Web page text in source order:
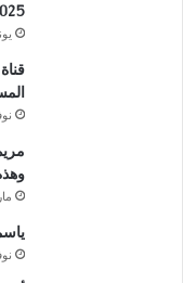
2025-2026.. الأسعار
يونيو